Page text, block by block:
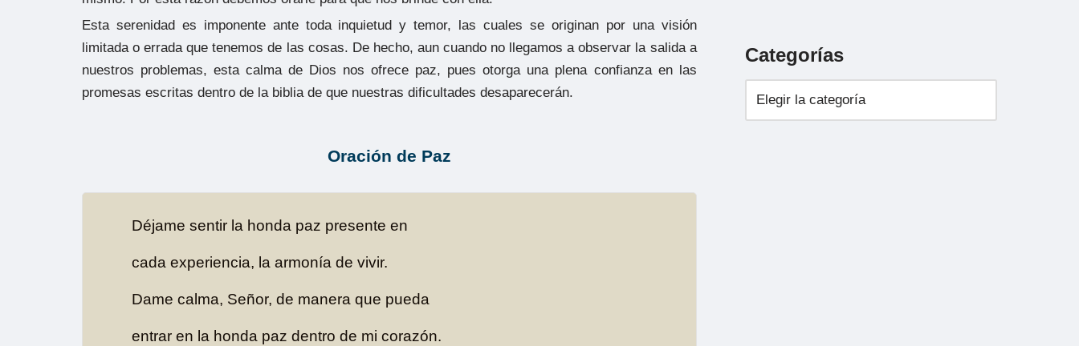
Esta serenidad es imponente ante toda inquietud y temor, las cuales se originan por una visión
limitada o errada que tenemos de las cosas. De hecho, aun cuando no llegamos a observar la salida a
nuestros problemas, esta calma de Dios nos ofrece paz, pues otorga una plena confianza en las
promesas escritas dentro de la biblia de que nuestras dificultades desaparecerán.
Oración de Paz
Déjame sentir la honda paz presente en
cada experiencia, la armonía de vivir.
Dame calma, Señor, de manera que pueda
entrar en la honda paz dentro de mi corazón.
Categorías